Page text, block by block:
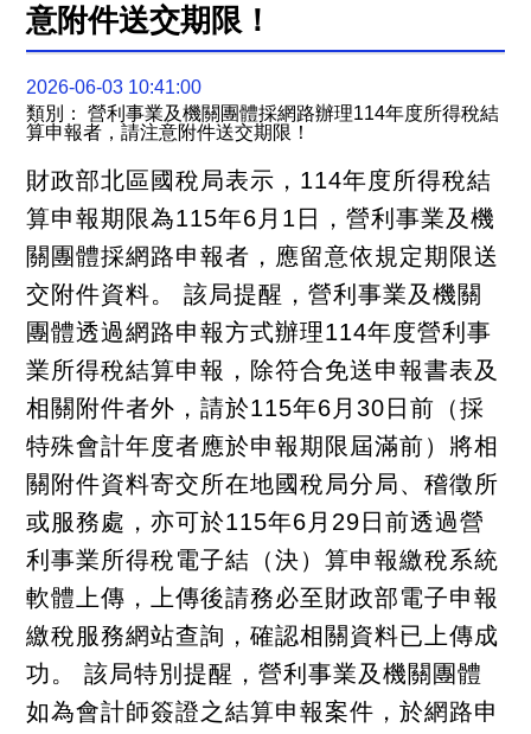
意附件送交期限！
2026-06-03 10:41:00
類別： 營利事業及機關團體採網路辦理114年度所得稅結
算申報者，請注意附件送交期限！
財政部北區國稅局表示，114年度所得稅結
算申報期限為115年6月1日，營利事業及機
關團體採網路申報者，應留意依規定期限送
交附件資料。 該局提醒，營利事業及機關
團體透過網路申報方式辦理114年度營利事
業所得稅結算申報，除符合免送申報書表及
相關附件者外，請於115年6月30日前（採
特殊會計年度者應於申報期限屆滿前）將相
關附件資料寄交所在地國稅局分局、稽徵所
或服務處，亦可於115年6月29日前透過營
利事業所得稅電子結（決）算申報繳稅系統
軟體上傳，上傳後請務必至財政部電子申報
繳稅服務網站查詢，確認相關資料已上傳成
功。 該局特別提醒，營利事業及機關團體
如為會計師簽證之結算申報案件，於網路申